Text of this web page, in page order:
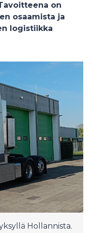
on
osaamista ja
logistiikka
Hollannista.